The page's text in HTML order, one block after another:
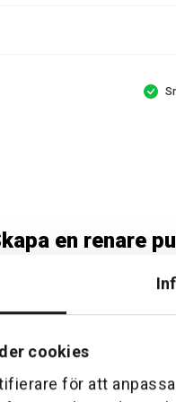
cookies
för att
en renare
Pumpskyddsfilter
och garanterar en
l/h:
och smuts, når och